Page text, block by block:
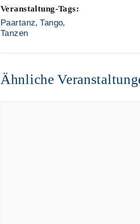
Veranstaltung-Tags:
Paartanz,Tango,
Tanzen
Ähnliche